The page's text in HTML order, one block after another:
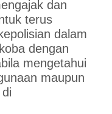
dan
terus
dalam
dengan
mengetahui
maupun